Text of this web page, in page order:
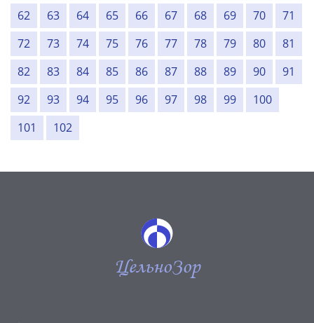
62
63 64 65 66 67 68 69 70
71
72
73 74 75 76 77 78 79 80
81
82
83 84 85 86 87 88 89 90
91
92
93 94 95 96 97 98 99
100
101
102
ЦельноЗор